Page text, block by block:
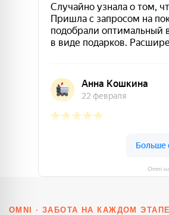
Omni
OMNI · ЗАБОТА НА КАЖДОМ ЭТАПЕ